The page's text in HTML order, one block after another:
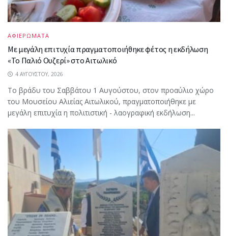
ΑΦΙΕΡΩΜΑΤΑ
Με μεγάλη επιτυχία πραγματοποιήθηκε φέτος η εκδήλωση
«Το Παλιό Ουζερί» στο Αιτωλικό
4 ΑΥΓΟΎΣΤΟΥ, 2026
Το βράδυ του Σαββάτου 1 Αυγούστου, στον προαύλιο χώρο
του Μουσείου Αλιείας Αιτωλικού, πραγματοποιήθηκε με
μεγάλη επιτυχία η πολιτιστική - λαογραφική εκδήλωση...